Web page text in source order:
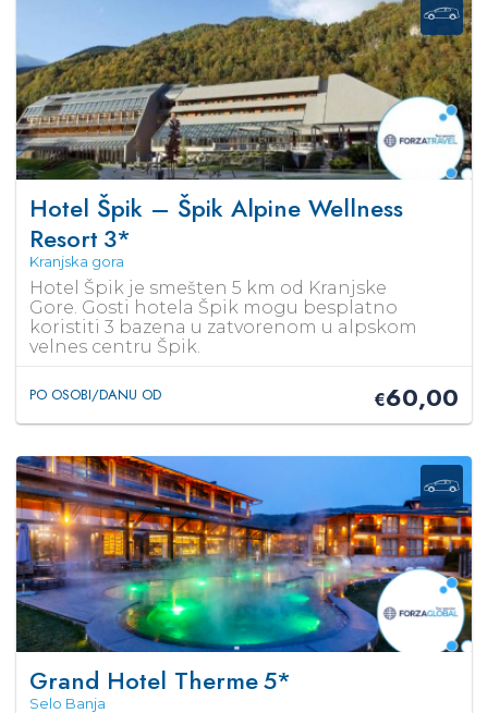
Hotel Špik – Špik Alpine Wellness
Resort 3*
Kranjska gora
Hotel Špik je smešten 5 km od Kranjske
Gore. Gosti hotela Špik mogu besplatno
koristiti 3 bazena u zatvorenom u alpskom
velnes centru Špik.
PO OSOBI/DANU OD €60,00
Grand Hotel Therme5*
Selo Banja